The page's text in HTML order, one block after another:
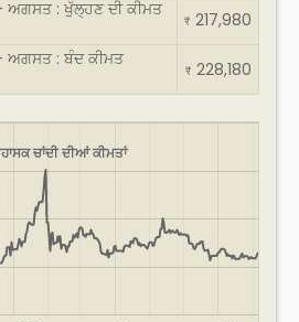
: ਖੁੱਲ੍ਹਣ ਦੀ ਕੀਮਤ
₹ 217,980
: ਬੰਦ ਕੀਮਤ
₹ 228,180
ਚਾਂਦੀ ਦੀਆਂ ਕੀਮਤਾਂ